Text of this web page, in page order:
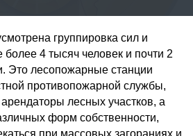
группировка сил и
более 4 тысяч человек и почти 2
Это лесопожарные станции
противопожарной службы,
лесных участков, а
форм собственности,
при массовых загораниях и